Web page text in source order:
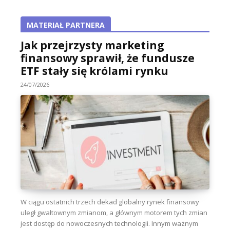
MATERIAŁ PARTNERA
Jak przejrzysty marketing
finansowy sprawił, że fundusze
ETF stały się królami rynku
24/07/2026
W ciągu ostatnich trzech dekad globalny rynek finansowy
uległ gwałtownym zmianom, a głównym motorem tych zmian
jest dostęp do nowoczesnych technologii. Innym ważnym